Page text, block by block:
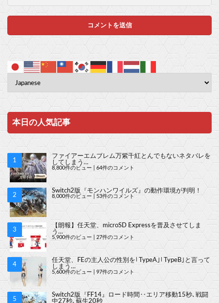
本日の人気記事
ファイアーエムブレム万紫千紅とんでもないネタバレを
してしまう…
8,800件のビュー 64件のコメント
Switch2版『モンハンワイルズ』の動作環境が判明！
8,000件のビュー |53件のコメント
【朗報】任天堂、microSD Expressを普及させてしま
う…
5,900件のビュー 27件のコメント
任天堂、FEの主人公の性別を｢TypeA｣｢TypeB｣と言って
しまう…
5,600件のビュー 97件のコメント
Switch2版『FF14』ロード時間‥エリア移動15秒､戦闘
中27秒､蘇生20秒